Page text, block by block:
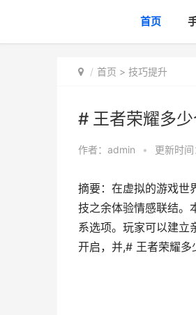
首页
首页 > 技巧提升
# 王者荣耀多
作者： admin • 更新时
摘要：在虚拟的游戏世
技之余体验情感联结。
系选项。玩家可以建立
开启，并,# 王者荣耀多